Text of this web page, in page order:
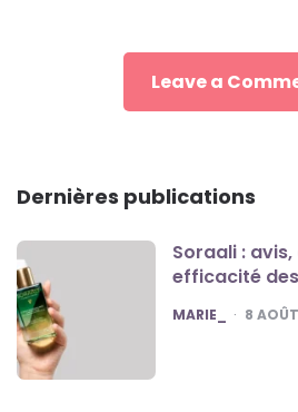
Leave a
Dernières publications
Soraali :
efficacité
POSTED
MARIE_ 8